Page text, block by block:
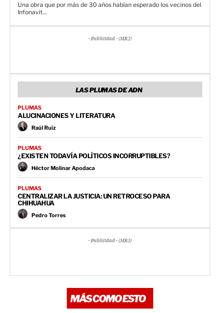
Una obra que por más de 30 años habían esperado los vecinos del
Infonavit...
- Publicidad - (MR2)
LAS PLUMAS DE ADN
PLUMAS
ALUCINACIONES Y LITERATURA
Raúl Ruiz
PLUMAS
¿EXISTEN TODAVÍA POLÍTICOS INCORRUPTIBLES?
Héctor Molinar Apodaca
PLUMAS
CENTRALIZAR LA JUSTICIA: UN RETROCESO PARA
CHIHUAHUA
Pedro Torres
- Publicidad - (MR3)
MÁS COMO ESTO